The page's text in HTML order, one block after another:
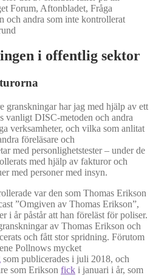
Forum, Aftonbladet, Fråga
och andra som inte kontrollerat
i offentlig sektor
granskningar har jag med hjälp av ett
vanligt DISC-metoden och andra
verksamheter, och vilka som anlitat
föreläsare och
med personlighetstester – under de
med hjälp av fakturor och
med personer med insyn.
var den som Thomas Erikson
”Omgiven av Thomas Erikson”,
i år påstår att han föreläst för poliser.
av Thomas Erikson och
och fått stor spridning. Förutom
Pollnows mycket
som publicerades i juli 2018, och
som Erikson fick i januari i år, som